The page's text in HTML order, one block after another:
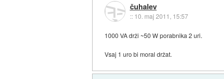
čuhalev
:: 10. maj 2011, 15:57
1000 VA drži ~50 W porabnika 2 uri.
Vsaj 1 uro bi moral držat.